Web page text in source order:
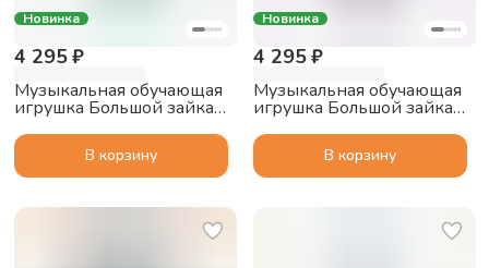
Новинка
4 295 ₽
Музыкальная обучающая
игрушка Большой зайка
Bluetooth колонки,
мятный В корзину
Новинка
4 295 ₽
Музыкальная обучающая
игрушка Большой зайка
Bluetooth колонки,
фиолетовыйВ корзину